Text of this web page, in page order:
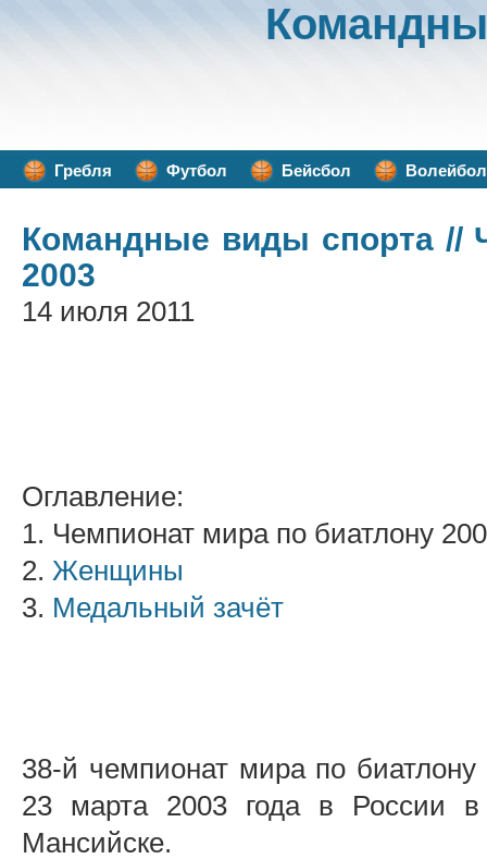
Гребля Футбол Бейсбол Волейбол
Командные виды спорта//
2003
14 июля 2011
Оглавление:
1. Чемпионат мира по биатлону
2. Женщины
3. Медальный зачёт
38-й чемпионат мира по
23 марта 2003 года в России в
Мансийске.